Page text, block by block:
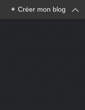
+ Créer mon blog